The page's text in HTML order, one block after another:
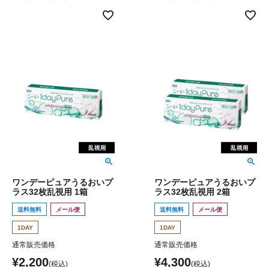
ワンデーピュアうるおいプ
ラス32枚乱視用 1箱
送料無料 メール便
1DAY
通常販売価格
¥2,200
ワンデーピュアうるおいプ
ラス32枚乱視用 2箱
送料無料 メール便
1DAY
通常販売価格
¥4,300